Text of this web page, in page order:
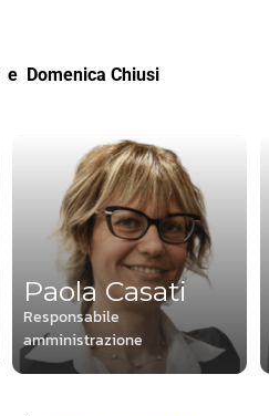
e Domenica Chiusi
Paola Casati
Responsabile
amministrazione